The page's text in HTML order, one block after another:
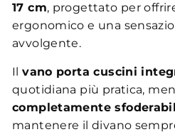
17 cm, progettato per
ergonomico e una
avvolgente.
Ilvano porta cuscini
quotidiana più pratica,
completamente
mantenere il divano